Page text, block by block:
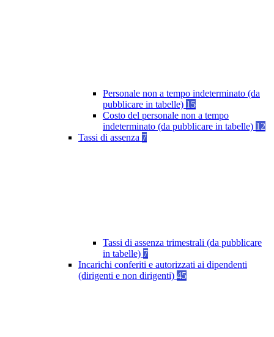
Personale non a tempo indeterminato (da
pubblicare in tabelle) 15
Costo del personale non a tempo
indeterminato (da pubblicare in tabelle) 12
Tassi di assenza 7
Tassi di assenza trimestrali (da pubblicare
in tabelle) 7
Incarichi conferiti e autorizzati ai dipendenti
(dirigenti e non dirigenti) 45